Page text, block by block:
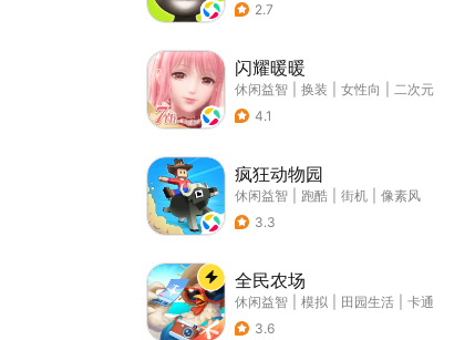
2.7
闪耀暖暖
休闲益智 换装 女性向
二次元
4.1
疯狂动物园
休闲益智 跑酷 街机
像素风
3.3
全民农场
休闲益智 模拟 田园生活
卡通
3.6